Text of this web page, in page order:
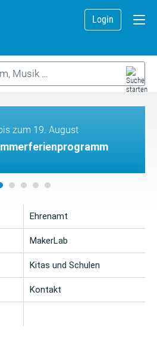
Login
zum 19. August
Ehrenamt
MakerLab
Kitas und Schulen
Kontakt